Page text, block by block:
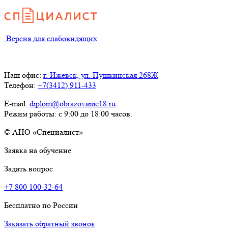
Версия для слабовидящих
Наш офис: г. Ижевск, ул. Пушкинская 268Ж
Телефон: +7(3412) 911-433
E-mail: diplom@obrazovanie18.ru
Режим работы: с 9:00 до 18:00 часов.
© АНО «Специалист»
Заявка на обучение
Задать вопрос
+7 800 100-32-64
Бесплатно по России
Заказать обратный звонок